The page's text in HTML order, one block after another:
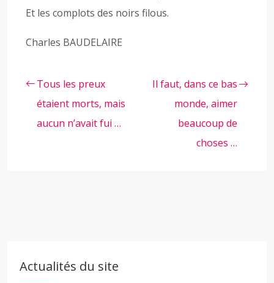
Et les complots des noirs filous.
Charles BAUDELAIRE
Tous les preux
étaient morts, mais
aucun n’avait fui …
Il faut, dans ce bas
monde, aimer
beaucoup de
choses …
Actualités du site